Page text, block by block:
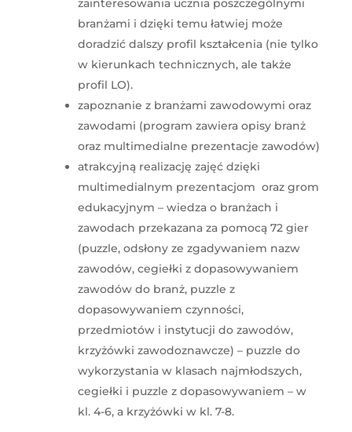
zainteresowania ucznia poszczególnymi
branżami i dzięki temu łatwiej może
doradzić dalszy profil kształcenia (nie tylko
w kierunkach technicznych, ale także
profil LO).
zapoznanie z branżami zawodowymi oraz
zawodami (program zawiera opisy branż
oraz multimedialne prezentacje zawodów)
atrakcyjną realizację zajęć dzięki
multimedialnym prezentacjom oraz grom
edukacyjnym – wiedza o branżach i
zawodach przekazana za pomocą 72 gier
(puzzle, odsłony ze zgadywaniem nazw
zawodów, cegiełki z dopasowywaniem
zawodów do branż, puzzle z
dopasowywaniem czynności,
przedmiotów i instytucji do zawodów,
krzyżówki zawodoznawcze) – puzzle do
wykorzystania w klasach najmłodszych,
cegiełki i puzzle z dopasowywaniem – w
kl. 4-6, a krzyżówki w kl. 7-8.